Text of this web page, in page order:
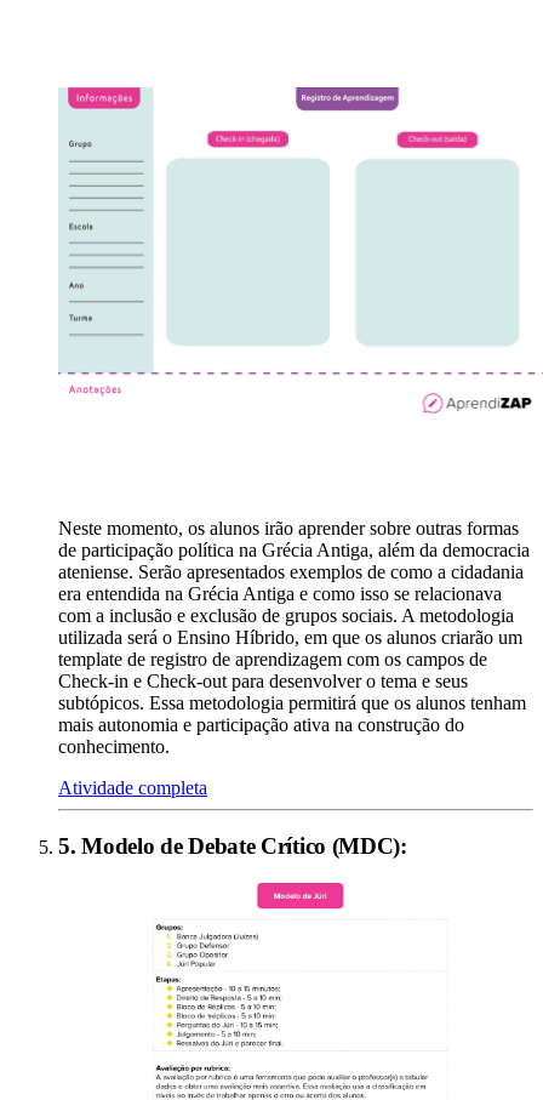
Neste momento, os alunos irão aprender sobre outras formas
de participação política na Grécia Antiga, além da democracia
ateniense. Serão apresentados exemplos de como a cidadania
era entendida na Grécia Antiga e como isso se relacionava
com a inclusão e exclusão de grupos sociais. A metodologia
utilizada será o Ensino Híbrido, em que os alunos criarão um
template de registro de aprendizagem com os campos de
Check-in e Check-out para desenvolver o tema e seus
subtópicos. Essa metodologia permitirá que os alunos tenham
mais autonomia e participação ativa na construção do
conhecimento.
Atividade completa
5.Modelo de Debate Crítico (MDC):